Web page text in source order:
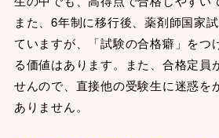
また、6年制に移行後、薬剤師国家
ていますが、「試験の合格癖」をつ
る価値はあります。また、合格定員
せんので、直接他の受験生に迷惑を
ありません。